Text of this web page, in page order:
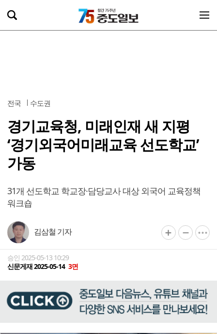
전국 수도권
경기교육청, 미래인재 새 지평
‘경기외국어미래교육 선도학교’
가동
31개 선도학교 학교장·담당교사 대상 외국어 교육정책
워크숍
김삼철 기자
승인 2025-05-13 10:29
신문게재 2025-05-14 3면